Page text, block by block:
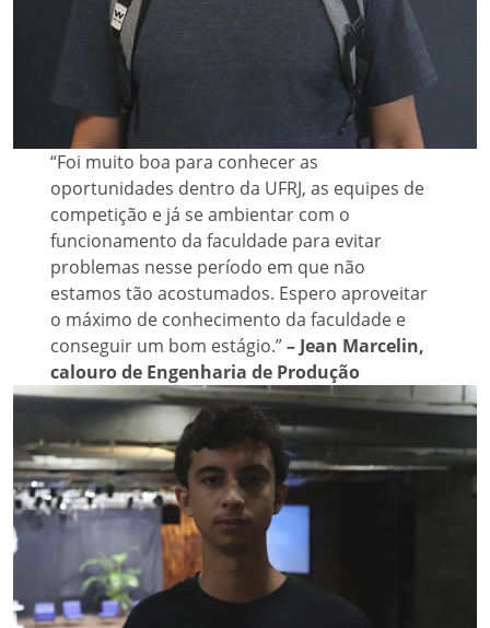
“Foi muito boa para conhecer as
oportunidades dentro da UFRJ, as equipes de
competição e já se ambientar com o
funcionamento da faculdade para evitar
problemas nesse período em que não
estamos tão acostumados. Espero aproveitar
o máximo de conhecimento da faculdade e
conseguir um bom estágio.”– Jean Marcelin,
calouro de Engenharia de Produção